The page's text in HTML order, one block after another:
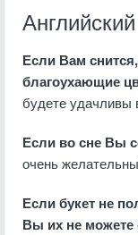
Если Вам
благоухающие
будете удачливы
Если во сне Вы
очень
Если букет не
Вы их не можете